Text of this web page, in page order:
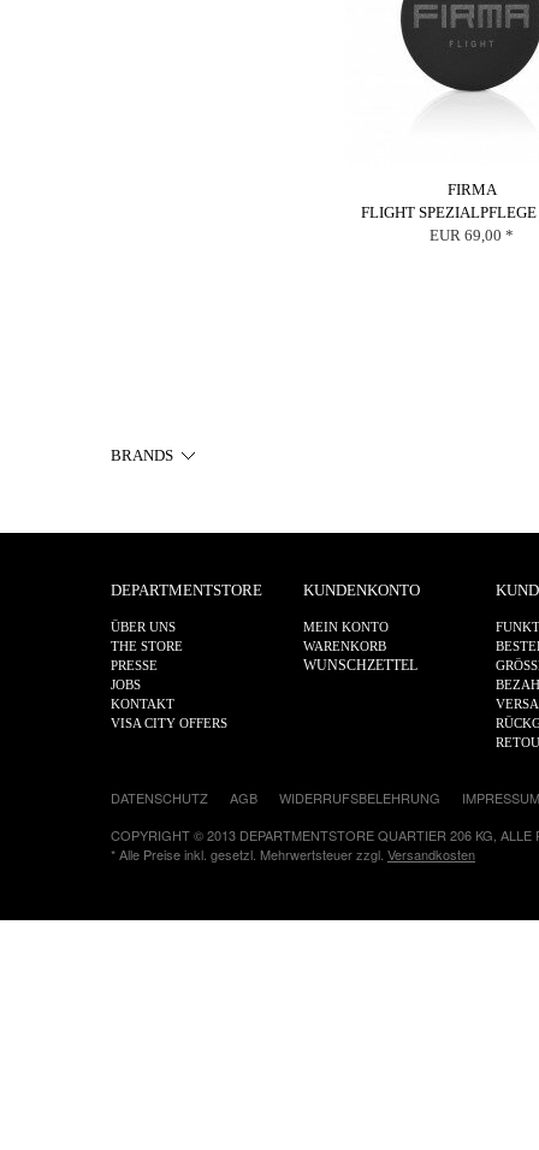
FIRMA
FLIGHT
EUR 69,00 *
BRANDS
DEPARTMENTSTORE
ÜBER UNS
THE STORE
PRESSE
JOBS
KONTAKT
VISA CITY OFFERS
KUNDENKONTO
MEIN KONTO
WARENKORB
WUNSCHZETTEL
DATENSCHUTZ AGB WIDERRUFSBELEHRUNG
IMPRESSUM
COPYRIGHT © 2013 DEPARTMENTSTORE QUARTIER 206 KG, ALLE
* Alle Preise inkl. gesetzl. Mehrwertsteuer zzgl. Versandkosten